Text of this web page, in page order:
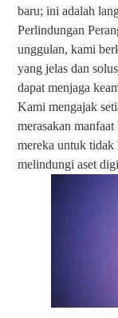
baru; ini adalah
Perlindungan
unggulan, kami
yang jelas dan
dapat menjaga
Kami mengajak
merasakan
mereka untuk tidak
melindungi aset